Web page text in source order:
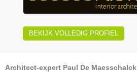
BEKIJK VOLLEDIG PROFIEL
Architect-expert Paul De Maesschalck